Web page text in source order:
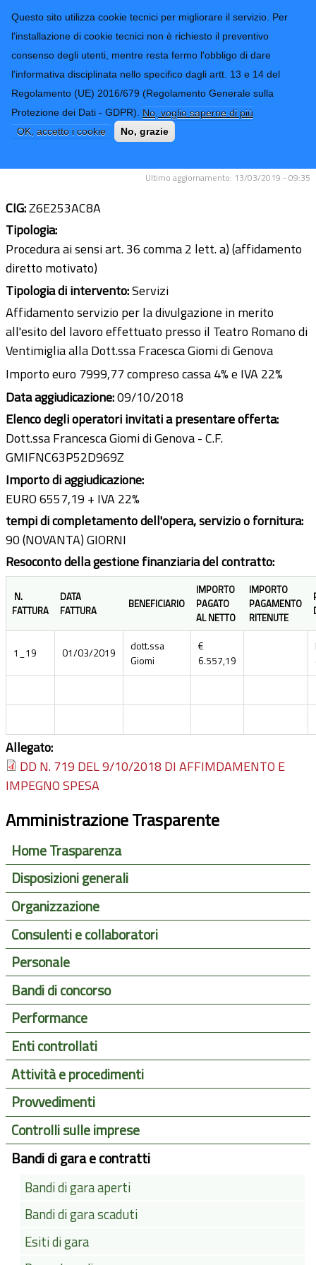
Questo sito utilizza cookie tecnici per migliorare il servizio. Per
l'installazione di cookie tecnici non è richiesto il preventivo
consenso degli utenti, mentre resta fermo l'obbligo di dare
l'informativa disciplinata nello specifico dagli artt. 13 e 14 del
Regolamento (UE) 2016/679 (Regolamento Generale sulla
Protezione dei Dati - GDPR). No, voglio saperne di più
OK, accetto i cookie
No, grazie
Provincia di
Imperia
CONTATTI-URP
TRASPARENZA
Form di ricerca
Servizio di divulgazione in merito
all'esito del lavoro effettuato presso il
Ultimo aggiornamento: 13/03/2019 - 09:35
CIG:Z6E253AC8A
Tipologia:
Procedura ai sensi art. 36 comma 2 lett. a) (affidamento
diretto motivato)
Tipologia di intervento:Servizi
Affidamento servizio per la divulgazione in merito
all'esito del lavoro effettuato presso il Teatro Romano di
Ventimiglia alla Dott.ssa Fracesca Giomi di Genova
Importo euro 7999,77 compreso cassa 4% e IVA 22%
Data aggiudicazione:09/10/2018
Elenco degli operatori invitati a presentare offerta:
Dott.ssa Francesca Giomi di Genova - C.F.
GMIFNC63P52D969Z
Importo di aggiudicazione:
EURO 6557,19 + IVA 22%
tempi di completamento dell'opera, servizio o fornitura:
90 (NOVANTA) GIORNI
Resoconto della gestione finanziaria del contratto:
N.
FATTURA
DATA
FATTURA
BENEFICIARIO
IMPORTO
PAGATO
AL NETTO
IMPORTO
PAGAMENTO
RITENUTE
1_19 01/03/2019
dott.ssa
Giomi
€
6.557,19
Allegato:
DD N. 719 DEL 9/10/2018 DI AFFIMDAMENTO E
IMPEGNO SPESA
Amministrazione Trasparente
Home Trasparenza
Disposizioni generali
Organizzazione
Consulenti e collaboratori
Personale
Bandi di concorso
Performance
Enti controllati
Attività e procedimenti
Provvedimenti
Controlli sulle imprese
Bandi di gara e contratti
Bandi di gara aperti
Bandi di gara scaduti
Esiti di gara